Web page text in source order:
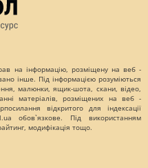
на інформацію, розміщену на веб -
інше. Під інформацією розуміються
малюнки, ящик-шота, скани, відео,
матеріалів, розміщених на веб -
відкритого для індексації
обов`язкове. Під використанням
модифікація тощо.